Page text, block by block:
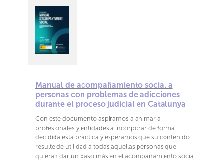
Manual de acompañamiento social a
personas con problemas de adicciones
durante el proceso judicial en Catalunya
Con este documento aspiramos a animar a
profesionales y entidades a incorporar de forma
decidida esta práctica y esperamos que su contenido
resulte de utilidad a todas aquellas personas que
quieran dar un paso más en el acompañamiento social